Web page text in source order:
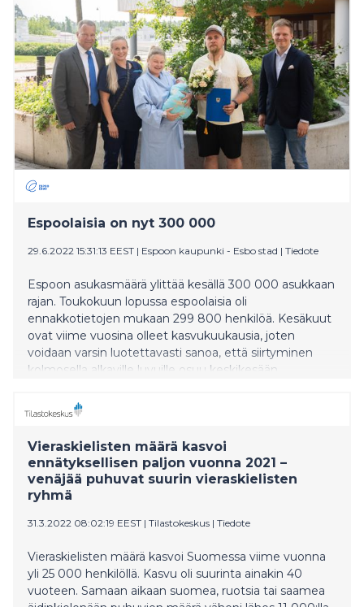
Espoolaisia on nyt 300 000
29.6.2022 15:31:13 EEST | Espoon kaupunki - Esbo stad | Tiedote
Espoon asukasmäärä ylittää kesällä 300 000 asukkaan
rajan. Toukokuun lopussa espoolaisia oli
ennakkotietojen mukaan 299 800 henkilöä. Kesäkuut
ovat viime vuosina olleet kasvukuukausia, joten
voidaan varsin luotettavasti sanoa, että siirtyminen
kolmosella alkaville luvuille osuu keskikesään.
Vieraskielisten määrä kasvoi
ennätyksellisen paljon vuonna 2021 –
venäjää puhuvat suurin vieraskielisten
ryhmä
31.3.2022 08:02:19 EEST | Tilastokeskus | Tiedote
Vieraskielisten määrä kasvoi Suomessa viime vuonna
yli 25 000 henkilöllä. Kasvu oli suurinta ainakin 40
vuoteen. Samaan aikaan suomea, ruotsia tai saamea